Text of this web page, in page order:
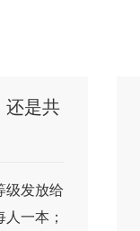
还是共
发放给
一本；